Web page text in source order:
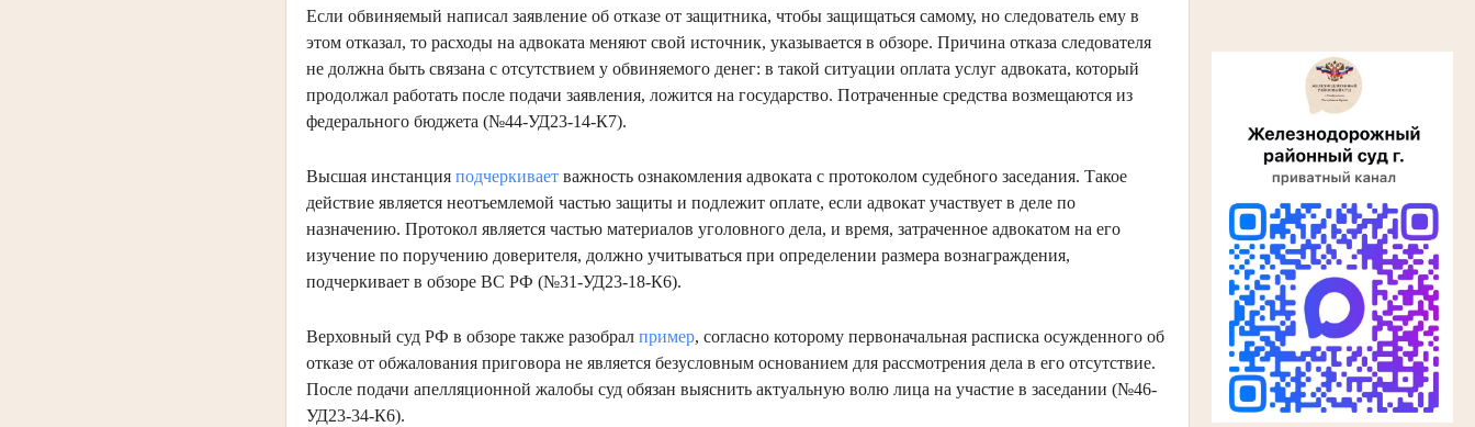
Если обвиняемый написал заявление об отказе от защитника, чтобы защищаться самому, но следователь ему в
этом отказал, то расходы на адвоката меняют свой источник, указывается в обзоре. Причина отказа следователя
не должна быть связана с отсутствием у обвиняемого денег: в такой ситуации оплата услуг адвоката, который
продолжал работать после подачи заявления, ложится на государство. Потраченные средства возмещаются из
федерального бюджета (№44-УД23-14-К7).
Высшая инстанция подчеркиваетважность ознакомления адвоката с протоколом судебного заседания. Такое
действие является неотъемлемой частью защиты и подлежит оплате, если адвокат участвует в деле по
назначению. Протокол является частью материалов уголовного дела, и время, затраченное адвокатом на его
изучение по поручению доверителя, должно учитываться при определении размера вознаграждения,
подчеркивает в обзоре ВС РФ (№31-УД23-18-К6).
Верховный суд РФ в обзоре также разобрал пример, согласно которому первоначальная расписка осужденного об
отказе от обжалования приговора не является безусловным основанием для рассмотрения дела в его отсутствие.
После подачи апелляционной жалобы суд обязан выяснить актуальную волю лица на участие в заседании (№46-
УД23-34-К6).